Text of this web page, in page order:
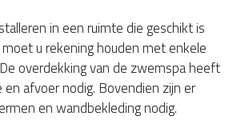
in een ruimte die geschikt is
u rekening houden met enkele
overdekking van de zwemspa heeft
afvoer nodig. Bovendien zijn er
en wandbekleding nodig.